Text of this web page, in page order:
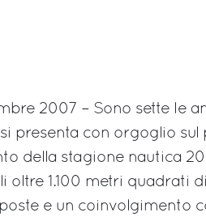
2007 – Sono sette le
presenta con orgoglio sul
della stagione nautica
oltre 1.100 metri quadrati
e un coinvolgimento